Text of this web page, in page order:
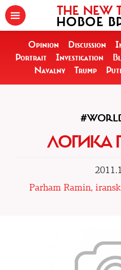
THE NEW
НОВОЕ
Opinion Discussion
Portrait
Investigation
Navalny
Trump
ЛОГИКА
Parham Ramin,